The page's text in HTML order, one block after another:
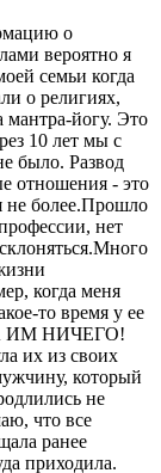
о
вероятно я
семьи когда
о религиях,
мантра-йогу. Это
10 лет мы с
было. Развод
отношения - это
не более.Прошло
нет
когда меня
то время у ее
ИМ НИЧЕГО!
из своих
который
не
что все
ранее
приходила.